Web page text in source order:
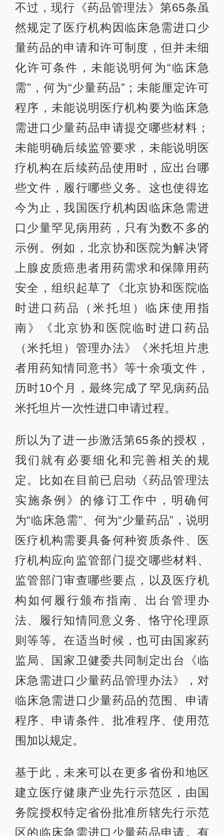
不过，现行《药品管理法》第65条虽
然规定了医疗机构因临床急需进口少
量药品的申请和许可制度，但并未细
化许可条件，未能说明何为“临床急
需”，何为“少量药品”；未能厘定许可
程序，未能说明医疗机构要为临床急
需进口少量药品申请提交哪些材料；
未能明确后续监管要求，未能说明医
疗机构在后续药品使用时，应出台哪
些文件，履行哪些义务。这也使得迄
今为止，我国医疗机构因临床急需进
口少量罕见病用药，只有为数不多的
示例。例如，北京协和医院为解决肾
上腺皮质癌患者用药需求和保障用药
安全，组织起草了《北京协和医院临
时进口药品（米托坦）临床使用指
南》《北京协和医院临时进口药品
（米托坦）管理办法》《米托坦片患
者用药知情同意书》等十余项文件，
历时10个月，最终完成了罕见病药品
米托坦片一次性进口申请过程。
所以为了进一步激活第65条的授权，
我们就有必要细化和完善相关的规
定。比如在目前已启动《药品管理法
实施条例》的修订工作中，明确何
为“临床急需”、何为“少量药品”，说明
医疗机构需要具备何种资质条件、医
疗机构应向监管部门提交哪些材料、
监管部门审查哪些要点，以及医疗机
构如何履行颁布指南、出台管理办
法、履行知情同意义务、恪守伦理原
则等等。在适当时候，也可由国家药
监局、国家卫健委共同制定出台《临
床急需进口少量药品管理办法》，对
临床急需进口少量药品的范围、申请
程序、申请条件、批准程序、使用范
围加以规定。
基于此，未来可以在更多省份和地区
建立医疗健康产业先行示范区，由国
务院授权特定省份批准所辖先行示范
区的临床急需进口少量药品申请。有